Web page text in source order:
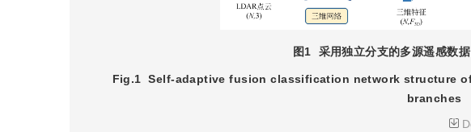
图1 采用独立分支的多源遥感数
Fig.1 Self-adaptive fusion classification network structure
branches